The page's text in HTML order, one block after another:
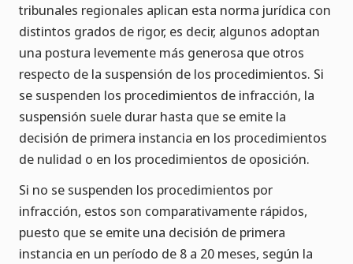
tribunales regionales aplican esta norma jurídica con
distintos grados de rigor, es decir, algunos adoptan
una postura levemente más generosa que otros
respecto de la suspensión de los procedimientos. Si
se suspenden los procedimientos de infracción, la
suspensión suele durar hasta que se emite la
decisión de primera instancia en los procedimientos
de nulidad o en los procedimientos de oposición.
Si no se suspenden los procedimientos por
infracción, estos son comparativamente rápidos,
puesto que se emite una decisión de primera
instancia en un período de 8 a 20 meses, según la